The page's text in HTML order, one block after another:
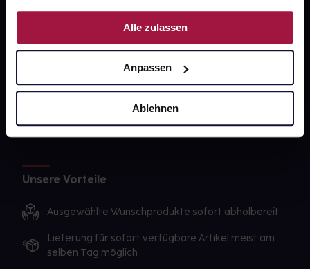
Nutzung der Dienste gesammelt haben.
Alle zulassen
Anpassen
Ablehnen
Sanitätshäuser
Impressum
Unsere Vorteile
Ausgewählte Wunschprodukte sofort abholbereit
Lieferung für sofort verfügbare Artikel meist am
selben Tag möglich